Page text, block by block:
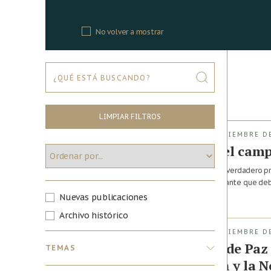
No volver a mostrar
Nuevas publicaciones
Archivo histórico
TEMAS
680 ARCHIVOS
FASE DE IMPLEMENTACIÓN (1 DE DICIEMBRE
Posconflicto más allá del
Si nuestra intención es poner en marcha un verdadero
es hora que admitamos el lugar preponderante que
Diciembre 7, 2016 · Bogotá,
FASE DE IMPLEMENTACIÓN (1 DE DICIEMBRE
Construyendo Espacios de
para la Reincorporación y la